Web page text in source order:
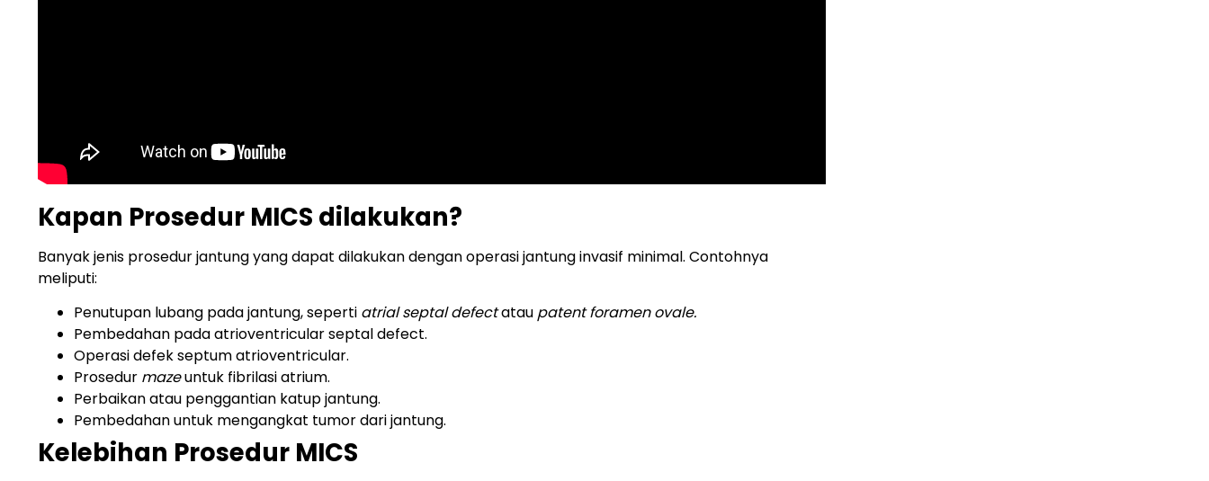
Kapan Prosedur MICS dilakukan?
Banyak jenis prosedur jantung yang dapat dilakukan dengan operasi jantung invasif minimal. Contohnya
meliputi:
Penutupan lubang pada jantung, seperti atrial septal defectatau patent foramen ovale.
Pembedahan pada atrioventricular septal defect.
Operasi defek septum atrioventricular.
Prosedur mazeuntuk fibrilasi atrium.
Perbaikan atau penggantian katup jantung.
Pembedahan untuk mengangkat tumor dari jantung.
Kelebihan Prosedur MICS